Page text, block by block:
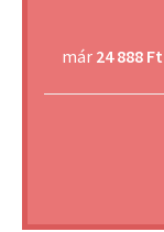
már 24 888 Ft